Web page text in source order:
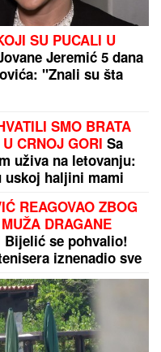
SU PUCALI U
Jeremić 5 dana
"Znali su šta
SMO BRATA
CRNOJ GORI Sa
uživa na letovanju:
uskoj haljini mami
REAGOVAO ZBOG
DRAGANE
Bijelić se pohvalio!
iznenadio sve
priča